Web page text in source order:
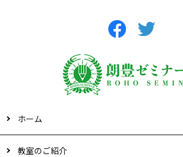
ホーム
教室のご紹介